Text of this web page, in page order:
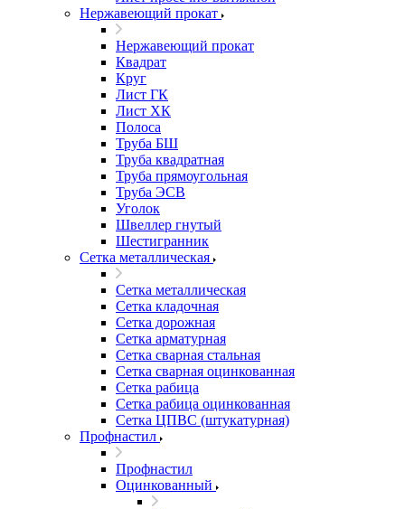
Нержавеющий прокат
Нержавеющий прокат
Квадрат
Круг
Лист ГК
Лист ХК
Полоса
Труба БШ
Труба квадратная
Труба прямоугольная
Труба ЭСВ
Уголок
Швеллер гнутый
Шестигранник
Сетка металлическая
Сетка металлическая
Сетка кладочная
Сетка дорожная
Сетка арматурная
Сетка сварная стальная
Сетка сварная оцинкованная
Сетка рабица
Сетка рабица оцинкованная
Сетка ЦПВС (штукатурная)
Профнастил
Профнастил
Оцинкованный